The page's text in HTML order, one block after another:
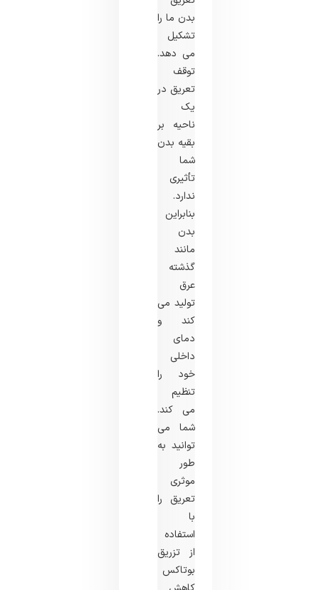
بدن ما را
تشکیل
می دهد.
توقف
تعریق در
یک
ناحیه بر
بقیه بدن
شما
تأثیری
ندارد.
بنابراین
بدن
مانند
گذشته
عرق
تولید می
کند و
دمای
داخلی
خود را
تنظیم
می کند.
شما می
توانید به
طور
موثری
تعریق را
با
استفاده
از تزریق
بوتاکس